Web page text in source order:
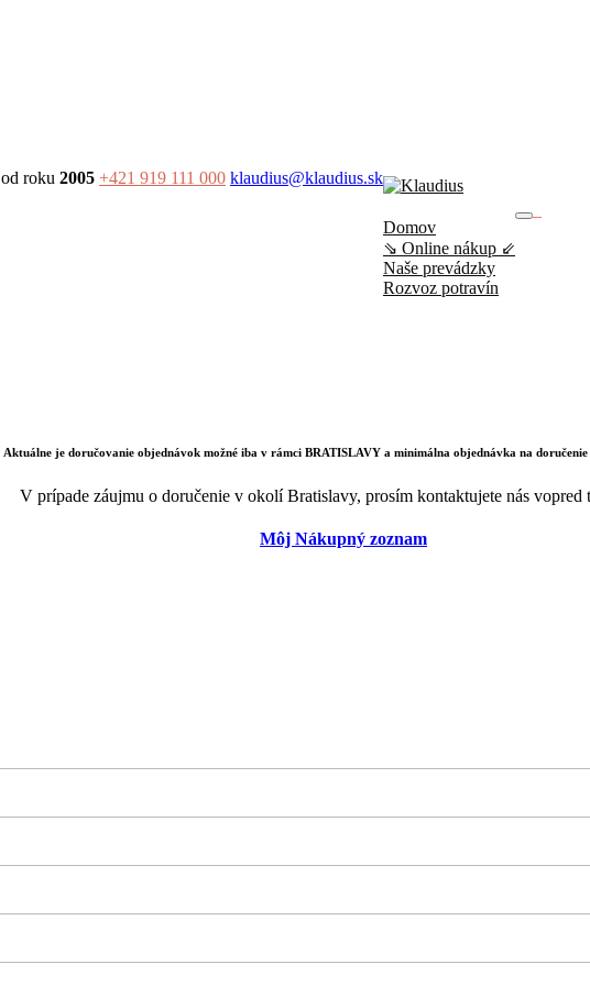
od roku 2005 +421 919 111 000 klaudius@klaudius.sk
Domov
⇘ Online nákup ⇙
Naše prevádzky
Rozvoz potravín
Aktuálne je doručovanie objednávok možné iba v rámci BRATISLAVY a minimálna objednávka na
V prípade záujmu o doručenie v okolí Bratislavy, prosím kontaktujete nás vopred
Môj Nákupný zoznam